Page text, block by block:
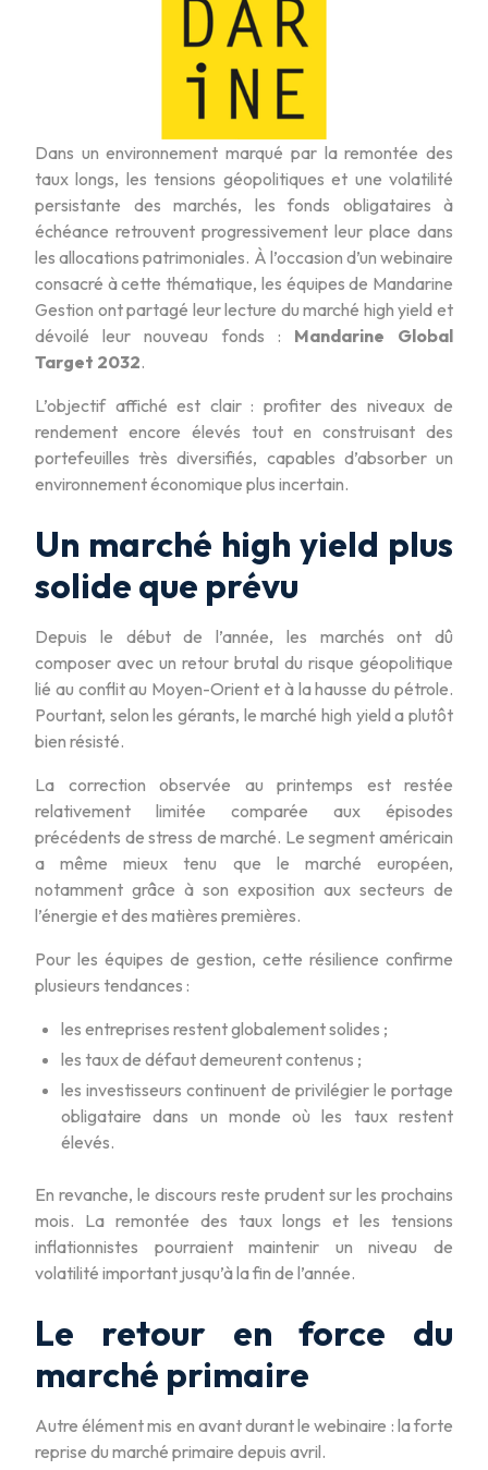
Dans un environnement marqué par la remontée des
taux longs, les tensions géopolitiques et une volatilité
persistante des marchés, les fonds obligataires à
échéance retrouvent progressivement leur place dans
les allocations patrimoniales. À l’occasion d’un webinaire
consacré à cette thématique, les équipes de Mandarine
Gestion ont partagé leur lecture du marché high yield et
dévoilé leur nouveau fonds : Mandarine Global
Target 2032.
L’objectif affiché est clair : profiter des niveaux de
rendement encore élevés tout en construisant des
portefeuilles très diversifiés, capables d’absorber un
environnement économique plus incertain.
Un marché high yield plus
solide que prévu
Depuis le début de l’année, les marchés ont dû
composer avec un retour brutal du risque géopolitique
lié au conflit au Moyen-Orient et à la hausse du pétrole.
Pourtant, selon les gérants, le marché high yield a plutôt
bien résisté.
La correction observée au printemps est restée
relativement limitée comparée aux épisodes
précédents de stress de marché. Le segment américain
a même mieux tenu que le marché européen,
notamment grâce à son exposition aux secteurs de
l’énergie et des matières premières.
Pour les équipes de gestion, cette résilience confirme
plusieurs tendances :
les entreprises restent globalement solides ;
les taux de défaut demeurent contenus ;
les investisseurs continuent de privilégier le portage
obligataire dans un monde où les taux restent
élevés.
En revanche, le discours reste prudent sur les prochains
mois. La remontée des taux longs et les tensions
inflationnistes pourraient maintenir un niveau de
volatilité important jusqu’à la fin de l’année.
Le retour en force du
marché primaire
Autre élément mis en avant durant le webinaire : la forte
reprise du marché primaire depuis avril.